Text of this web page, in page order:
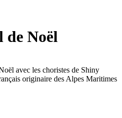
de Noël
avec les choristes de Shiny
originaire des Alpes Maritimes